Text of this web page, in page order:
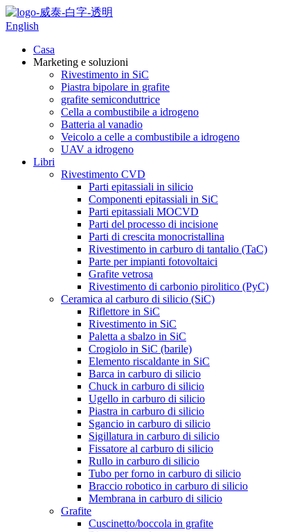
English
Casa
Marketing e soluzioni
Rivestimento in SiC
Piastra bipolare in grafite
grafite semiconduttrice
Cella a combustibile a idrogeno
Batteria al vanadio
Veicolo a celle a combustibile a idrogeno
UAV a idrogeno
Libri
Rivestimento CVD
Parti epitassiali in silicio
Componenti epitassiali in SiC
Parti epitassiali MOCVD
Parti del processo di incisione
Parti di crescita monocristallina
Rivestimento in carburo di tantalio (TaC)
Parte per impianti fotovoltaici
Grafite vetrosa
Rivestimento di carbonio pirolitico (PyC)
Ceramica al carburo di silicio (SiC)
Riflettore in SiC
Rivestimento in SiC
Paletta a sbalzo in SiC
Crogiolo in SiC (barile)
Elemento riscaldante in SiC
Barca in carburo di silicio
Chuck in carburo di silicio
Ugello in carburo di silicio
Piastra in carburo di silicio
Sgancio in carburo di silicio
Sigillatura in carburo di silicio
Fissatore al carburo di silicio
Rullo in carburo di silicio
Tubo per forno in carburo di silicio
Braccio robotico in carburo di silicio
Membrana in carburo di silicio
Grafite
Cuscinetto/boccola in grafite